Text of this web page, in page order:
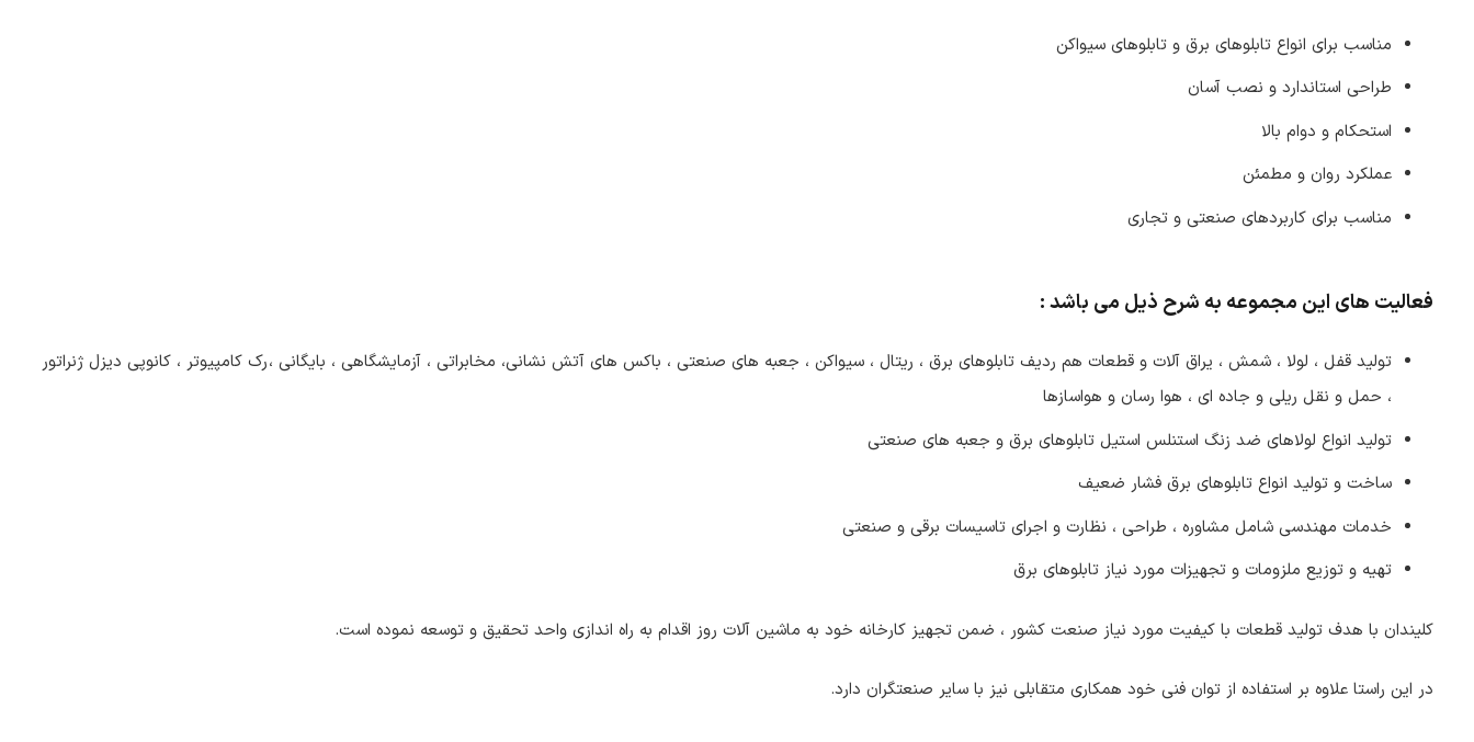
مناسب برای انواع تابلوهای برق و تابلوهای سیواکن
طراحی استاندارد و نصب آسان
استحکام و دوام بالا
عملکرد روان و مطمئن
مناسب برای کاربردهای صنعتی و تجاری
فعالیت های این مجموعه به شرح ذیل می باشد :
تولید قفل ، لولا ، شمش ، یراق آلات و قطعات هم ردیف تابلوهای برق ، ریتال ، سیواکن ، جعبه های صنعتی ، باکس های آتش نشانی، مخابراتی ، آزمایشگاهی ، بایگانی ،رک کامپیوتر ، کانوپی دیزل ژنراتور
، حمل و نقل ریلی و جاده ای ، هوا رسان و هواسازها
تولید انواع لولاهای ضد زنگ استنلس استیل تابلوهای برق و جعبه های صنعتی
ساخت و تولید انواع تابلوهای برق فشار ضعیف
خدمات مهندسی شامل مشاوره ، طراحی ، نظارت و اجرای تاسیسات برقی و صنعتی
تهیه و توزیع ملزومات و تجهیزات مورد نیاز تابلوهای برق
کلیندان با هدف تولید قطعات با کیفیت مورد نیاز صنعت کشور ، ضمن تجهیز کارخانه خود به ماشین آلات روز اقدام به راه اندازی واحد تحقیق و توسعه نموده است.
در این راستا علاوه بر استفاده از توان فنی خود همکاری متقابلی نیز با سایر صنعتگران دارد.